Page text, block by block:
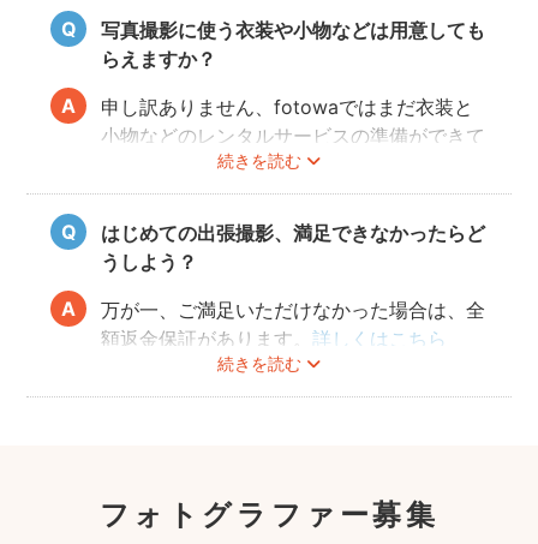
気です。どうぞお好きな衣装で撮影を楽しん
でくださいね。
写真撮影に使う衣装や小物などは用意しても
らえますか？
続きを読む
申し訳ありません、fotowaではまだ衣装と
小物などのレンタルサービスの準備ができて
おりませんので、お客様ご自身にご用意をお
願いしております。
はじめての出張撮影、満足できなかったらど
うしよう？
続きを読む
万が一、ご満足いただけなかった場合は、全
額返金保証があります。詳しくはこちら
フォトグラファー募集